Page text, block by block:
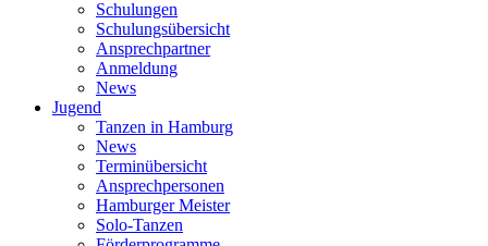
Schulungen
Schulungsübersicht
Ansprechpartner
Anmeldung
News
Jugend
Tanzen in Hamburg
News
Terminübersicht
Ansprechpersonen
Hamburger Meister
Solo-Tanzen